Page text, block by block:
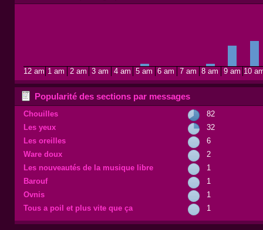
12 am 1 am 2 am 3 am 4 am 5 am 6 am 7 am 8 am 9 am 10
Popularité des sections par messages
Chouilles
82
Les yeux
32
Les oreilles
6
Ware doux
2
Les nouveautés de la musique libre
1
Barouf
1
Ovnis
1
Tous a poil et plus vite que ça
1